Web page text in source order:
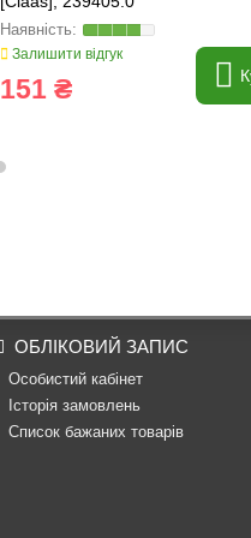
Залишити відгук
151 ₴
ОБЛІКОВИЙ ЗАПИС
Особистий кабінет
Історія замовлень
Список бажаних товарів